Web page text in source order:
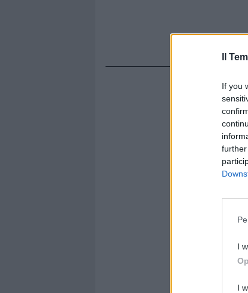
Il
If you
I
I